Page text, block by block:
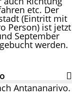
etc. Der
(Eintritt mit
Person) ist jetzt
September
werden.
Antananarivo.